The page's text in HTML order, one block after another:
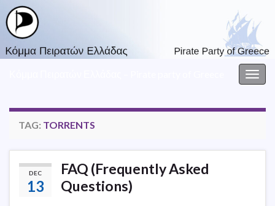
TAG: TORRENTS
DEC
13
FAQ (Frequently Asked
Questions)